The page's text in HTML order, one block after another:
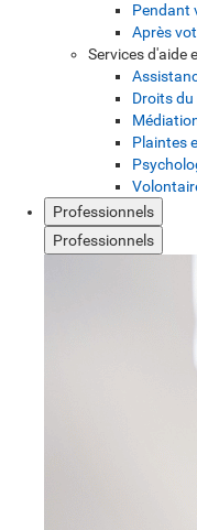
Pendant
Après
Services d'aide
Droits
Plaintes
Professionnels
Professionnels